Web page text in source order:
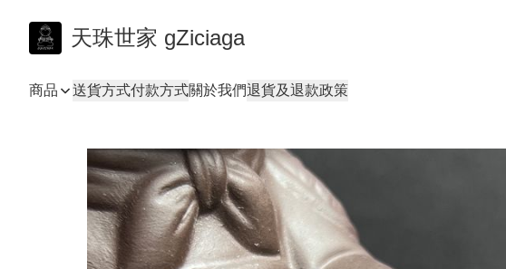
天珠世家 gZiciaga
商品 送貨方式付款方式關於我們退貨及退款政策